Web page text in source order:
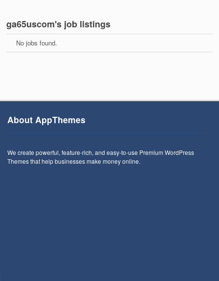
ga65uscom's job listings
No jobs found.
About AppThemes
We create powerful, feature-rich, and easy-to-use Premium WordPress
Themes that help businesses make money online.